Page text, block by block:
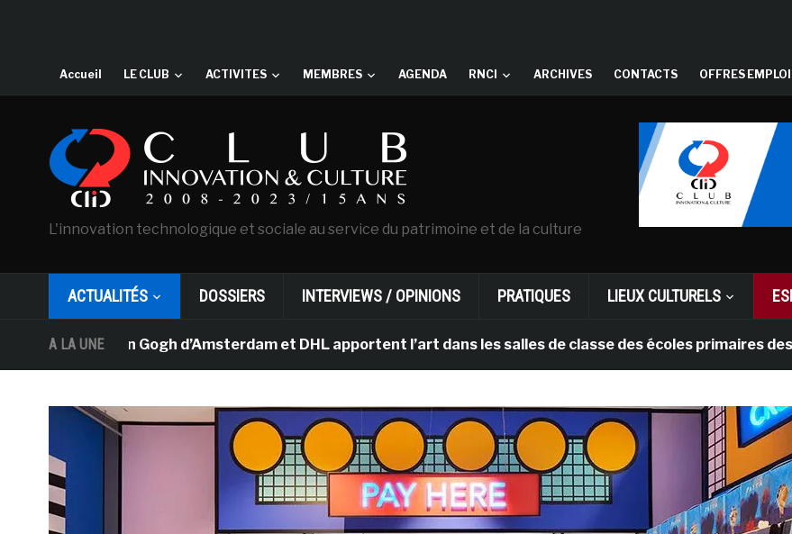
Accueil LE CLUB ACTIVITES MEMBRES AGENDA RNCI ARCHIVES CONTACTS OFFRES
L'innovation technologique et sociale au service du patrimoine et de la culture
ACTUALITÉS DOSSIERS INTERVIEWS / OPINIONS PRATIQUES LIEUX CULTURELS
A LA UNE
Van Gogh d’Amsterdam et DHL apportent l’art dans les salles de classe des écoles primaires des Pays-